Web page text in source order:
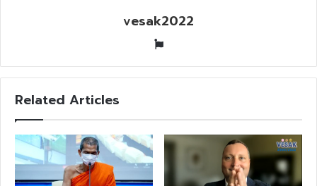
vesak2022
W
b
t
e
Related Articles